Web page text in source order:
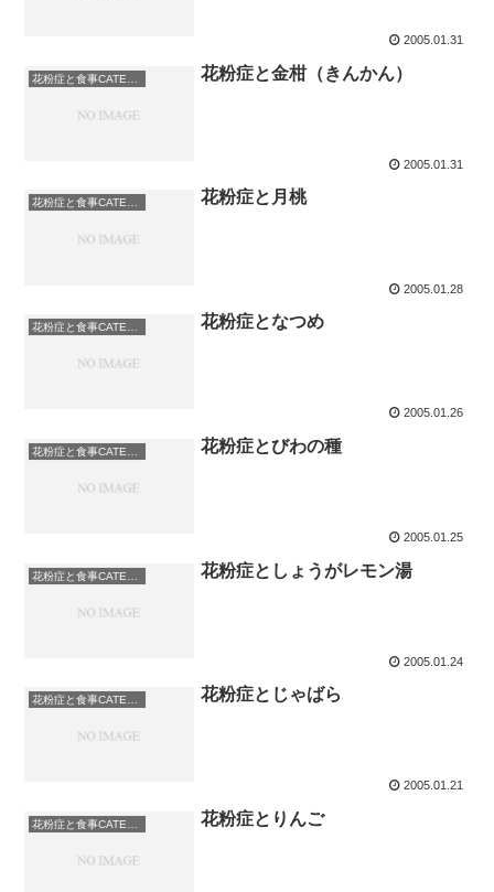
2005.01.31
花粉症と金柑（きんかん）
2005.01.31
花粉症と食事CATEGORY: 果物 花粉症と月桃
2005.01.28
花粉症となつめ
2005.01.26
花粉症とびわの種
2005.01.25
花粉症としょうがレモン湯
2005.01.24
花粉症と食事CATEGORY: 果物 花粉症とじゃばら
2005.01.21
花粉症とりんご